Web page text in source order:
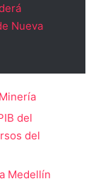
Nueva
del
del
Medellín